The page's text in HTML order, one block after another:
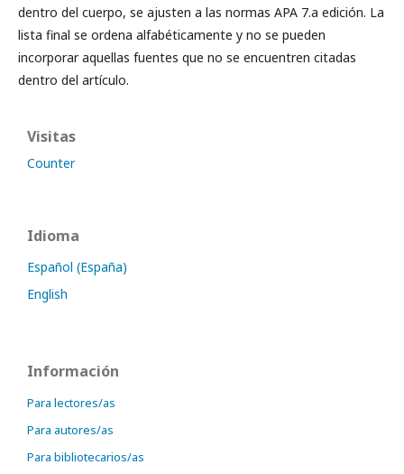
dentro del cuerpo, se ajusten a las normas APA 7.a edición. La
lista final se ordena alfabéticamente y no se pueden
incorporar aquellas fuentes que no se encuentren citadas
dentro del artículo.
Visitas
Counter
Idioma
Español (España)
English
Información
Para lectores/as
Para autores/as
Para bibliotecarios/as